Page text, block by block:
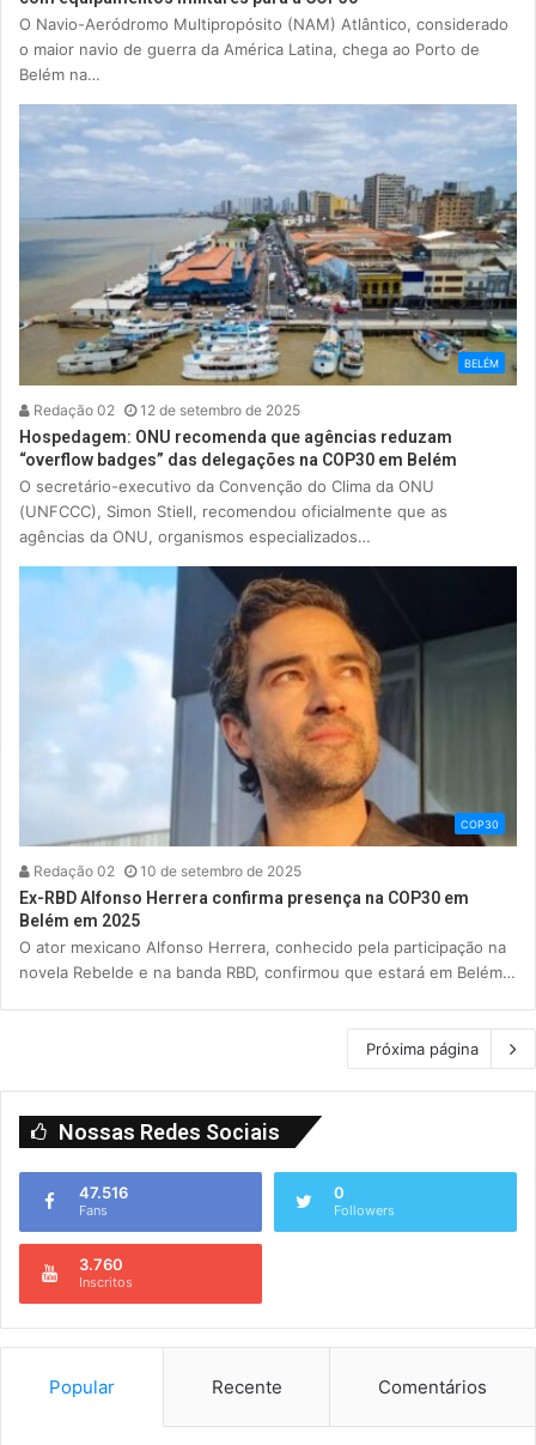
O Navio-Aeródromo Multipropósito (NAM) Atlântico, considerado
o maior navio de guerra da América Latina, chega ao Porto de
Belém na…
BELÉM
Redação 02 12 de setembro de 2025
Hospedagem: ONU recomenda que agências reduzam
“overflow badges” das delegações na COP30 em Belém
O secretário-executivo da Convenção do Clima da ONU
(UNFCCC), Simon Stiell, recomendou oficialmente que as
agências da ONU, organismos especializados…
COP30
Redação 02 10 de setembro de 2025
Ex-RBD Alfonso Herrera confirma presença na COP30 em
Belém em 2025
O ator mexicano Alfonso Herrera, conhecido pela participação na
novela Rebelde e na banda RBD, confirmou que estará em Belém…
Próxima página
Nossas Redes Sociais
47.516
Fans
0
Followers
3.760
Inscritos
Popular Recente Comentários